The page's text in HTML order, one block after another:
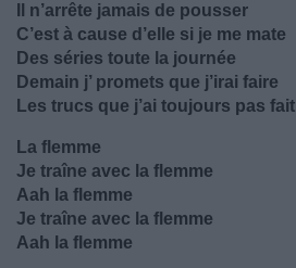
Il n’arrête jamais de pousser
C’est à cause d’elle si je me mate
Des séries toute la journée
Demain j’ promets que j’irai faire
Les trucs que j’ai toujours pas fait
La flemme
Je traîne avec la flemme
Aah la flemme
Je traîne avec la flemme
Aah la flemme